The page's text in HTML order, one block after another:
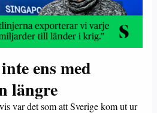
ens med
längre
var det som att Sverige kom ut ur